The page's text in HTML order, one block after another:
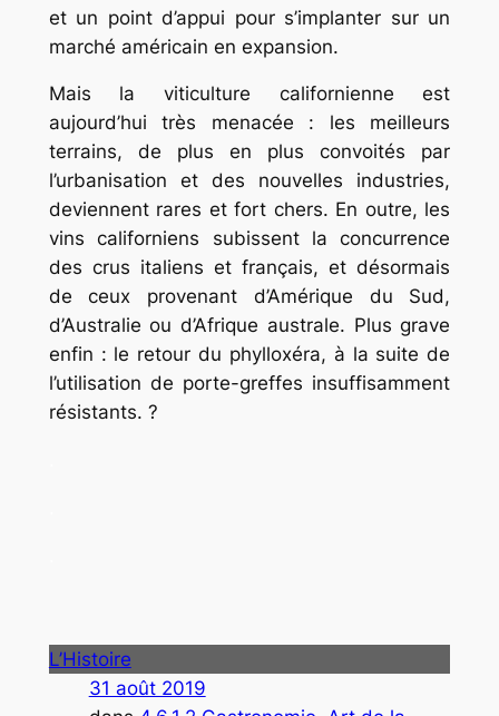
et un point d’appui pour s’implanter sur un
marché américain en expansion.
Mais la viticulture californienne est
aujourd’hui très menacée : les meilleurs
terrains, de plus en plus convoités par
l’urbanisation et des nouvelles industries,
deviennent rares et fort chers. En outre, les
vins californiens subissent la concurrence
des crus italiens et français, et désormais
de ceux provenant d’Amérique du Sud,
d’Australie ou d’Afrique australe. Plus grave
enfin : le retour du phylloxéra, à la suite de
l’utilisation de porte-greffes insuffisamment
résistants. ?
L’Histoire
31 août 2019